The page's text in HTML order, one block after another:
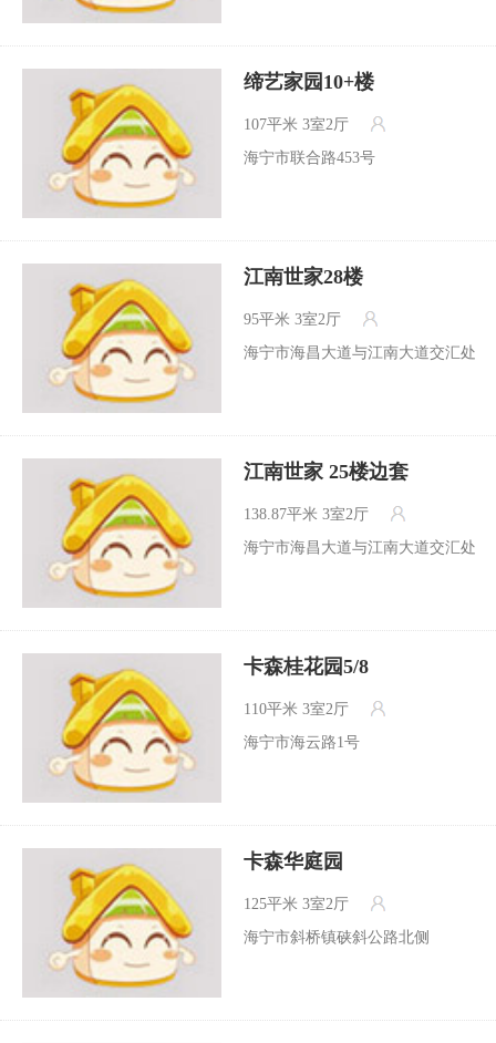
缔艺家园10+楼
107平米 3室2厅
海宁市联合路453号
江南世家28楼
95平米 3室2厅
海宁市海昌大道与江南大道交汇处
江南世家 25楼边套
138.87平米 3室2厅
海宁市海昌大道与江南大道交汇处
卡森桂花园5/8
110平米 3室2厅
海宁市海云路1号
卡森华庭园
125平米 3室2厅
海宁市斜桥镇硖斜公路北侧